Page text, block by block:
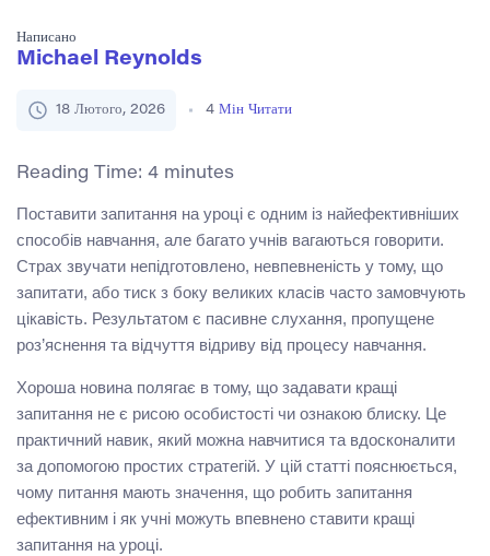
Написано
Michael Reynolds
18 Лютого, 2026 4 Мін Читати
Reading Time: 4 minutes
Поставити запитання на уроці є одним із найефективніших
способів навчання, але багато учнів вагаються говорити.
Страх звучати непідготовлено, невпевненість у тому, що
запитати, або тиск з боку великих класів часто замовчують
цікавість. Результатом є пасивне слухання, пропущене
роз’яснення та відчуття відриву від процесу навчання.
Хороша новина полягає в тому, що задавати кращі
запитання не є рисою особистості чи ознакою блиску. Це
практичний навик, який можна навчитися та вдосконалити
за допомогою простих стратегій. У цій статті пояснюється,
чому питання мають значення, що робить запитання
ефективним і як учні можуть впевнено ставити кращі
запитання на уроці.